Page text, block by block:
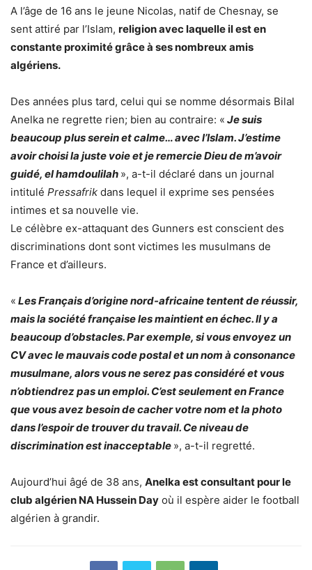
A l’âge de 16 ans le jeune Nicolas, natif de Chesnay, se
sent attiré par l’Islam, religion avec laquelle il est en
constante proximité grâce à ses nombreux amis
algériens.
Des années plus tard, celui qui se nomme désormais Bilal
Anelka ne regrette rien; bien au contraire: « Je suis
beaucoup plus serein et calme… avec l’Islam. J’estime
avoir choisi la juste voie et je remercie Dieu de m’avoir
guidé, el hamdoulilah », a-t-il déclaré dans un journal
intitulé Pressafrik dans lequel il exprime ses pensées
intimes et sa nouvelle vie.
Le célèbre ex-attaquant des Gunners est conscient des
discriminations dont sont victimes les musulmans de
France et d’ailleurs.
« Les Français d’origine nord-africaine tentent de réussir,
mais la société française les maintient en échec. Il y a
beaucoup d’obstacles. Par exemple, si vous envoyez un
CV avec le mauvais code postal et un nom à consonance
musulmane, alors vous ne serez pas considéré et vous
n’obtiendrez pas un emploi. C’est seulement en France
que vous avez besoin de cacher votre nom et la photo
dans l’espoir de trouver du travail. Ce niveau de
discrimination est inacceptable », a-t-il regretté.
Aujourd’hui âgé de 38 ans, Anelka est consultant pour le
club algérien NA Hussein Day où il espère aider le football
algérien à grandir.